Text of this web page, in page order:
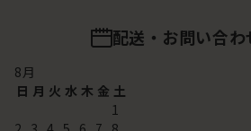
配送・お問い合わ
8月
日 月 火 水 木 金 土
1